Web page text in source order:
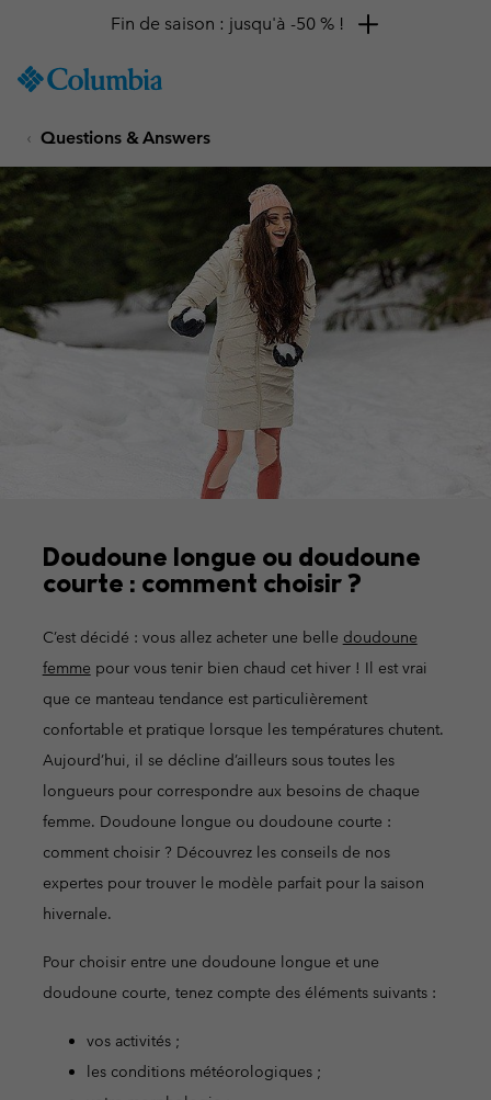
TO
SKIP
NAV
Fin de saison : jusqu'à -50 % !
Questions & Answers
Doudoune longue ou doudoune
courte : comment choisir ?
C’est décidé : vous allez acheter une belle doudoune
femme pour vous tenir bien chaud cet hiver ! Il est vrai
que ce manteau tendance est particulièrement
confortable et pratique lorsque les températures chutent.
Aujourd’hui, il se décline d’ailleurs sous toutes les
longueurs pour correspondre aux besoins de chaque
femme. Doudoune longue ou doudoune courte :
comment choisir ? Découvrez les conseils de nos
expertes pour trouver le modèle parfait pour la saison
hivernale.
Pour choisir entre une doudoune longue et une
doudoune courte, tenez compte des éléments suivants :
vos activités ;
les conditions météorologiques ;